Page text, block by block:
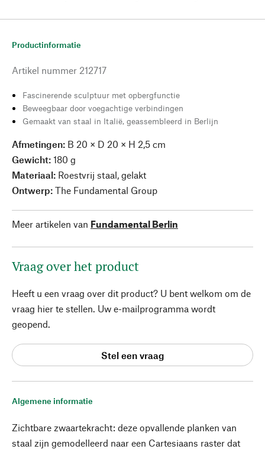
Algemene informatie
Zichtbare zwaartekracht: deze opvallende planken van
staal zijn gemodelleerd naar een Cartesiaans raster dat
Productinformatie
Artikel nummer 212717
Fascinerende sculptuur met opbergfunctie
Beweegbaar door voegachtige verbindingen
Gemaakt van staal in Italië, geassembleerd in Berlijn
Afmetingen: B 20 × D 20 × H 2,5 cm
Gewicht: 180 g
Materiaal: Roestvrij staal, gelakt
Ontwerp: The Fundamental Group
Meer artikelen van Fundamental Berlin
Vraag over het product
Heeft u een vraag over dit product? U bent welkom om de
vraag hier te stellen. Uw e-mailprogramma wordt
geopend.
Stel een vraag